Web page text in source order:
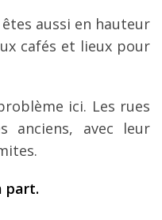
êtes aussi en hauteur
cafés et lieux pour
ici. Les rues
anciens, avec leur
part.